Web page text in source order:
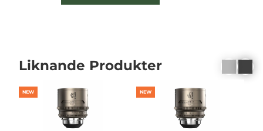
Liknande Produkter
NEW NEW